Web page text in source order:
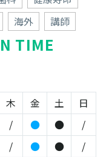
海外 講師
TIME
木 金 土
日
/ ● ●
/
/ ● ●
/